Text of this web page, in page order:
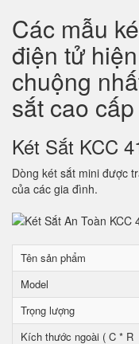
Các mẫu
điện tử
chuộng
sắt cao cấp
Két Sắt KCC
Dòng két sắt mini được
của các gia đình.
Tên sản phẩm
Model
Trọng lượng
Kích thước ngoài ( C * R